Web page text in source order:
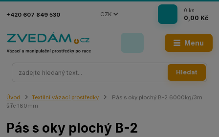
Menu
CZK
Hledat
+420 607 849 530
0 ks
0,00 Kč
Úvod Textilní vázací prostředky
Pás s oky plochý B-2 6000kg/3m
šíře 180mm
Pás s oky plochý B-2